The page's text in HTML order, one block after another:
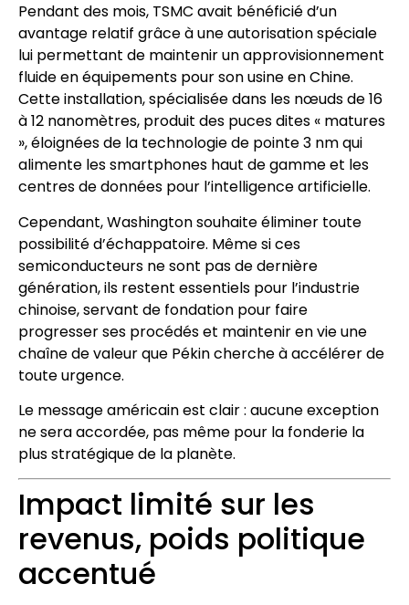
Pendant des mois, TSMC avait bénéficié d’un
avantage relatif grâce à une autorisation spéciale
lui permettant de maintenir un approvisionnement
fluide en équipements pour son usine en Chine.
Cette installation, spécialisée dans les nœuds de 16
à 12 nanomètres, produit des puces dites « matures
», éloignées de la technologie de pointe 3 nm qui
alimente les smartphones haut de gamme et les
centres de données pour l’intelligence artificielle.
Cependant, Washington souhaite éliminer toute
possibilité d’échappatoire. Même si ces
semiconducteurs ne sont pas de dernière
génération, ils restent essentiels pour l’industrie
chinoise, servant de fondation pour faire
progresser ses procédés et maintenir en vie une
chaîne de valeur que Pékin cherche à accélérer de
toute urgence.
Le message américain est clair : aucune exception
ne sera accordée, pas même pour la fonderie la
plus stratégique de la planète.
Impact limité sur les
revenus, poids politique
accentué